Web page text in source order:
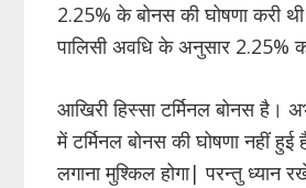
2.25% के बोनस की घोषणा करी
पालिसी अवधि के अनुसार 2.25%
आखिरी हिस्सा टर्मिनल बोनस है।
में टर्मिनल बोनस की घोषणा नहीं
लगाना मुश्किल होगा| परन्तु ध्यान